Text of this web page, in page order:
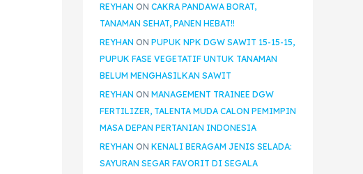
REYHAN ON CAKRA PANDAWA BORAT,
TANAMAN SEHAT, PANEN HEBAT!!
REYHAN ON PUPUK NPK DGW SAWIT 15-15-15,
PUPUK FASE VEGETATIF UNTUK TANAMAN
BELUM MENGHASILKAN SAWIT
REYHAN ON MANAGEMENT TRAINEE DGW
FERTILIZER, TALENTA MUDA CALON PEMIMPIN
MASA DEPAN PERTANIAN INDONESIA
REYHAN ON KENALI BERAGAM JENIS SELADA:
SAYURAN SEGAR FAVORIT DI SEGALA